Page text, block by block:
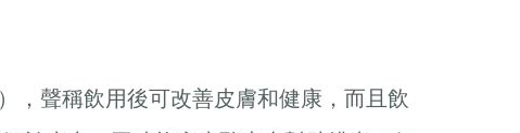
，聲稱飲用後可改善皮膚和健康，而且飲